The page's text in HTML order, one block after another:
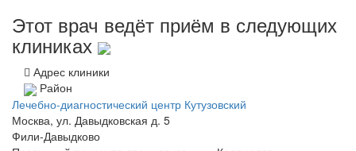
Этот врач ведёт приём в следующих
клиниках
Адрес клиники
Район
Лечебно-диагностический центр Кутузовский
Москва, ул. Давыдковская д. 5
Фили-Давыдково